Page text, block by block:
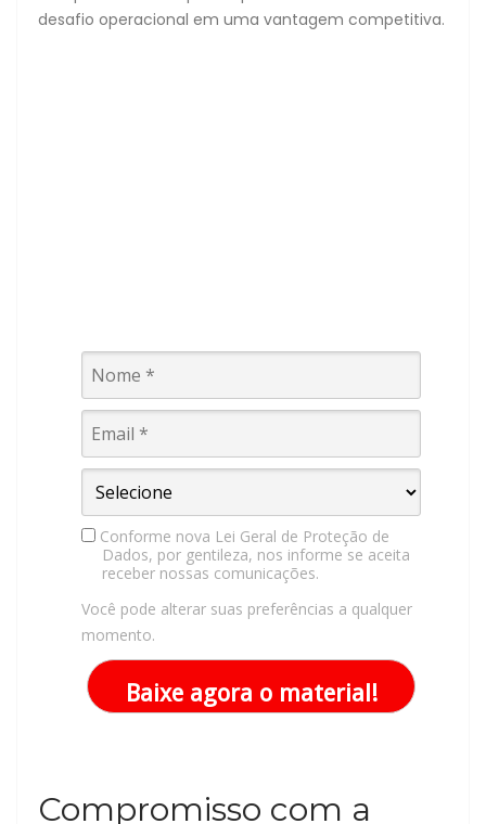
desafio operacional em uma vantagem competitiva.
Conforme nova Lei Geral de Proteção de
Dados, por gentileza, nos informe se aceita
receber nossas comunicações.
Você pode alterar suas preferências a qualquer
momento.
Baixe agora o material!
Compromisso com a